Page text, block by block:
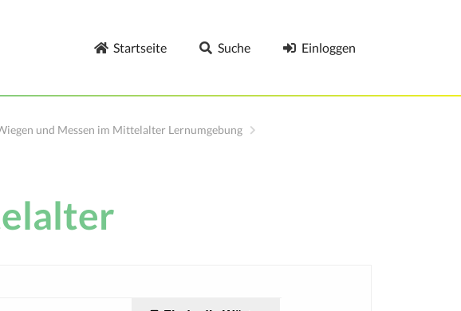
Startseite Suche Einloggen
und Messen im Mittelalter Lernumgebung